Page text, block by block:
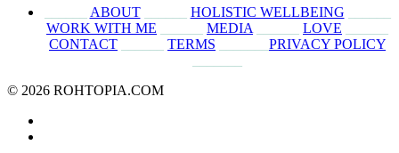
ABOUT______ HOLISTIC WELLBEING
WORK WITH ME
MEDIA LOVE
CONTACT
TERMS
PRIVACY POLICY
© 2026 ROHTOPIA.COM